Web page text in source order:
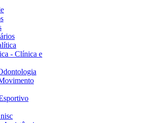
- Clínica e